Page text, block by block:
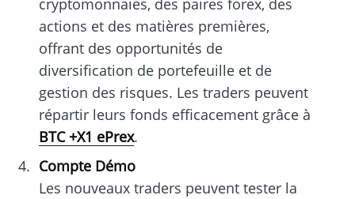
cryptomonnaies, des paires forex, des
actions et des matières premières,
offrant des opportunités de
diversification de portefeuille et de
gestion des risques. Les traders peuvent
répartir leurs fonds efficacement grâce à
BTC +X1 ePrex.
Compte Démo
Les nouveaux traders peuvent tester la